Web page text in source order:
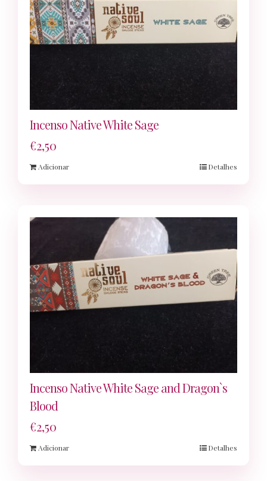
Incenso Native White Sage
€2,50
Adicionar Detalhes
Incenso Native White Sage and Dragon`s
Blood
€2,50
Adicionar Detalhes